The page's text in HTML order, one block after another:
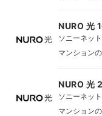
NURO 光
し
ソニーネッ
マンション
NURO 光
し
ソニーネッ
マンション